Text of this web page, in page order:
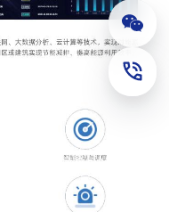
公众
联系